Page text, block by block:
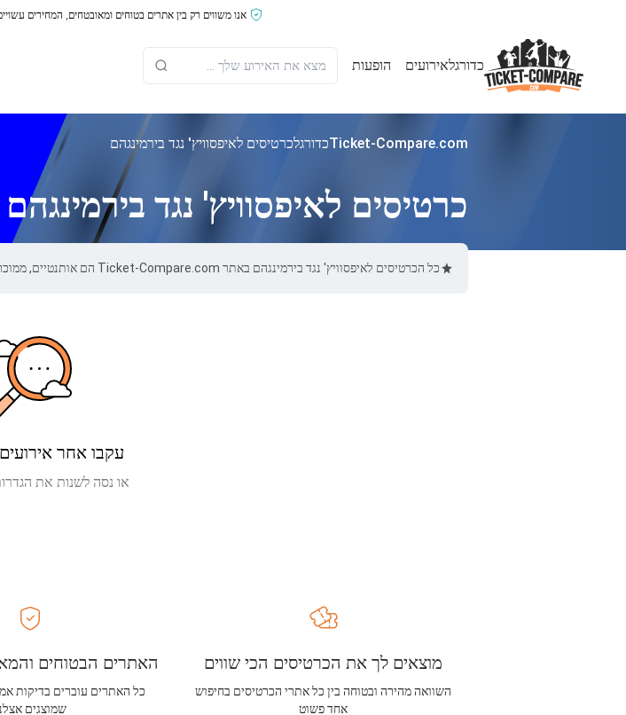
אנו משווים רק בין אתרים בטוחים ומאובטחים, המחירים
כדורגלאירועים הופעות
Ticket-Compare.comכדורגלכרטיסים לאיפסוויץ' נגד בירמינגהם
כרטיסים לאיפסוויץ' נגד בירמינגהם
כל הכרטיסים לאיפסוויץ' נגד בירמינגהם באתר Ticket-Compare.com הם אותנטיים, ממוכרים מאומתים מראש שמספקים אחריות של 100%.
עקבו אחר
או נסה לשנות את
האתרים הבטוחים
כל האתרים עוברים בדיקות
שמוצגים
מוצאים לך את הכרטיסים הכי שווים
השוואה מהירה ובטוחה בין כל אתרי הכרטיסים בחיפוש
אחד פשוט